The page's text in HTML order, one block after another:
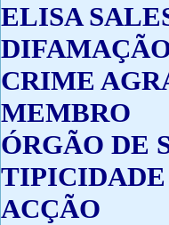
ELISA
CRIME
MEMBRO
ÓRGÃO DE
TIPICIDADE
ACÇÃO